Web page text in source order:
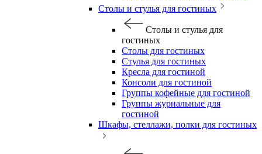
Столы и стулья для гостиных
Столы и стулья для
гостиных
Столы для гостиных
Стулья для гостиных
Кресла для гостиной
Консоли для гостиной
Группы кофейные для гостиной
Группы журнальные для
гостиной
Шкафы, стеллажи, полки для гостиных